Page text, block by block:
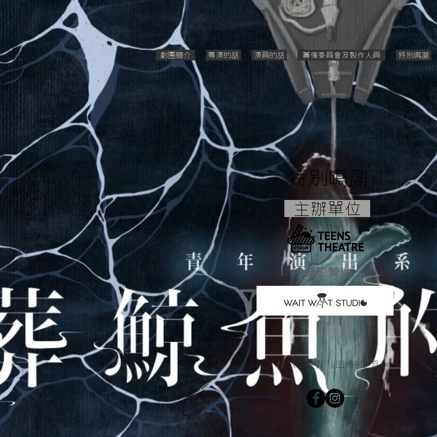
劇團簡介 導演的話 演員的話 籌備委員會及製作人員 特別鳴謝
特別鳴謝
主辦單位
攝影贊助
〈回主頁 〈回場刊主頁